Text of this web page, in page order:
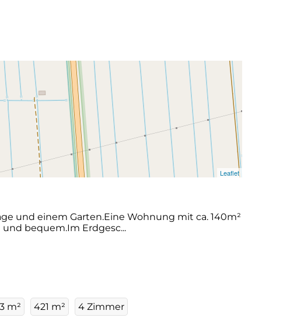
Leaflet
und einem Garten.Eine Wohnung mit ca. 140m²
bequem.Im Erdgesc...
m² 421 m² 4 Zimmer